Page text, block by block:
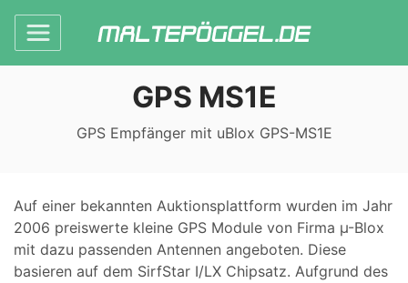
GPS MS1E
GPS Empfänger mit uBlox GPS-MS1E
Auf einer bekannten Auktionsplattform wurden im Jahr
2006 preiswerte kleine GPS Module von Firma µ-Blox
mit dazu passenden Antennen angeboten. Diese
basieren auf dem SirfStar I/LX Chipsatz. Aufgrund des